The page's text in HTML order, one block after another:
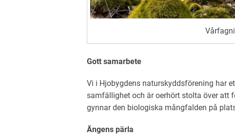
Gott samarbete
Vi i Hjobygdens naturskyddsförening har
samfällighet och är oerhört stolta över att
gynnar den biologiska mångfalden på
Ängens pärla